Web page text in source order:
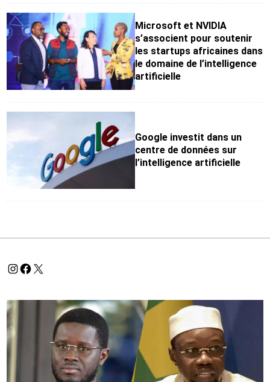
Microsoft et NVIDIA
s’associent pour soutenir
les startups africaines dans
le domaine de l’intelligence
artificielle
Google investit dans un
centre de données sur
l’intelligence artificielle